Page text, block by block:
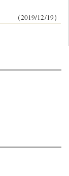
（2019/12/19）